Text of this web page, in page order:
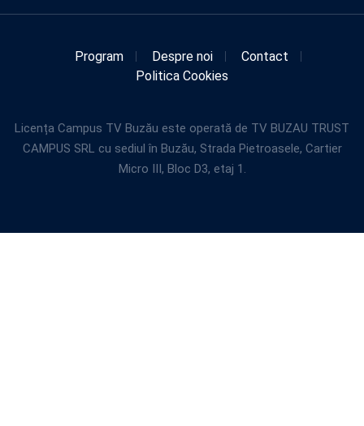
Program Despre noi
Contact
Politica Cookies
Licența Campus TV Buzău este operată de TV BUZAU TRUST
CAMPUS SRL cu sediul în Buzău, Strada Pietroasele, Cartier
Micro III, Bloc D3, etaj 1.